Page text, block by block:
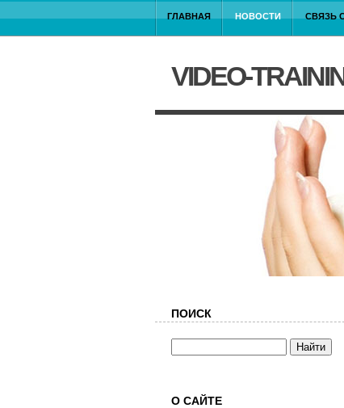
ГЛАВНАЯ НОВОСТИ СВЯЗЬ
VIDEO-
ПОИСК
О САЙТЕ